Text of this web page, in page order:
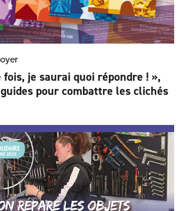
fois, je saurai quoi répondre ! »,
pour combattre les clichés